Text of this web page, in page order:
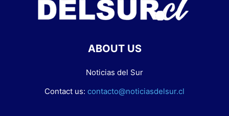
ABOUT US
Noticias del Sur
Contact us: contacto@noticiasdelsur.cl